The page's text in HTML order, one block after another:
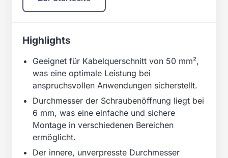
Highlights
Geeignet für Kabelquerschnitt von 50 mm²,
was eine optimale Leistung bei
anspruchsvollen Anwendungen sicherstellt.
Durchmesser der Schraubenöffnung liegt bei
6 mm, was eine einfache und sichere
Montage in verschiedenen Bereichen
ermöglicht.
Der innere, unverpresste Durchmesser